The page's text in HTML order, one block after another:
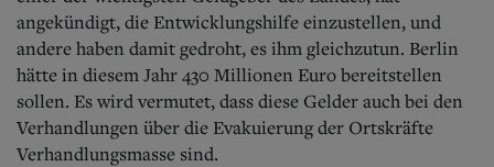
angekündigt, die Entwicklungshilfe einzustellen, und
andere haben damit gedroht, es ihm gleichzutun. Berlin
hätte in diesem Jahr 430 Millionen Euro bereitstellen
sollen. Es wird vermutet, dass diese Gelder auch bei den
Verhandlungen über die Evakuierung der Ortskräfte
Verhandlungsmasse sind.